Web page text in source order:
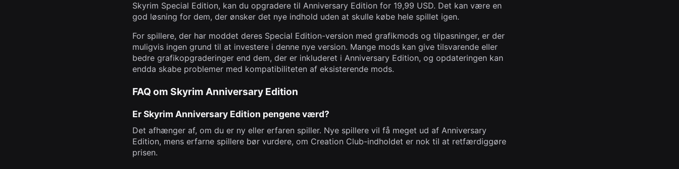
Skyrim Special Edition, kan du opgradere til Anniversary Edition for 19,99 USD. Det kan være en
god løsning for dem, der ønsker det nye indhold uden at skulle købe hele spillet igen.
For spillere, der har moddet deres Special Edition-version med grafikmods og tilpasninger, er der
muligvis ingen grund til at investere i denne nye version. Mange mods kan give tilsvarende eller
bedre grafikopgraderinger end dem, der er inkluderet i Anniversary Edition, og opdateringen kan
endda skabe problemer med kompatibiliteten af eksisterende mods.
FAQ om Skyrim Anniversary Edition
Er Skyrim Anniversary Edition pengene værd?
Det afhænger af, om du er ny eller erfaren spiller. Nye spillere vil få meget ud af Anniversary
Edition, mens erfarne spillere bør vurdere, om Creation Club-indholdet er nok til at retfærdiggøre
prisen.